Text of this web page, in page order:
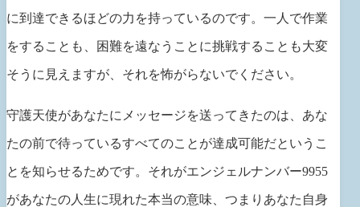
に到達できるほどの力を持っているのです。一人で作業
をすることも、困難を遠なうことに挑戦することも大変
そうに見えますが、それを怖がらないでください。
守護天使があなたにメッセージを送ってきたのは、あな
たの前で待っているすべてのことが達成可能だというこ
とを知らせるためです。それがエンジェルナンバー9955
があなたの人生に現れた本当の意味、つまりあなた自身